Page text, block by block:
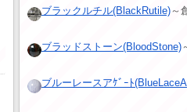
ブラックルチル(BlackRutile)～
ブラッドストーン(BloodStone)
ブルーレースアｹﾞｰﾄ